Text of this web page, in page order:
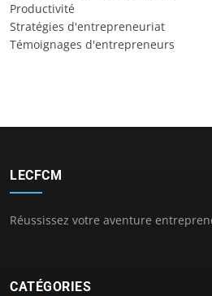
Productivité
Stratégies d'entrepreneuriat
Témoignages d'entrepreneurs
LECFCM
Réussissez votre aventure
CATÉGORIES